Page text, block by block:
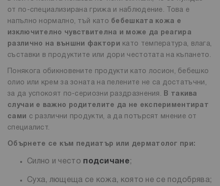
от по-специализирана грижа и наблюдение. Това е
напълно нормално, тъй като бебешката кожа е
изключително чувствителна и може да реагира
различно на външни фактори като температура, влага,
съставки в продуктите или дори честотата на къпането.
Понякога обикновените продукти като лосион, бебешко
олио или крем за зоната на пелените не са достатъчни,
за да успокоят по-сериозни раздразнения.
В такива
случаи е важно родителите да не експериментират
сами с различни продукти, а да потърсят мнение от
специалист.
Обърнете се към педиатър или дерматолог при:
Силно и често подсичане ;
Суха, лющеща се кожа, която не се подобрява;